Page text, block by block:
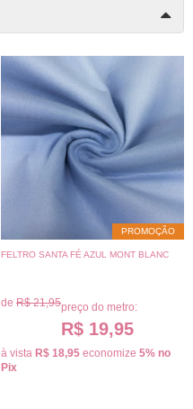
PROMOÇÃO
FELTRO SANTA FÉ AZUL MONT BLANC
de R$ 21,95preço do metro:
R$ 19,95
à vista R$ 18,95 economize 5% no
Pix